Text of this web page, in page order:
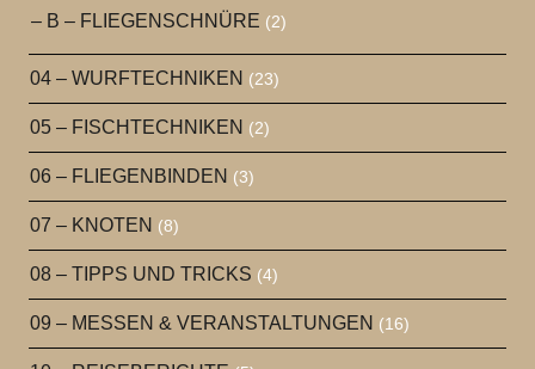
– B – FLIEGENSCHNÜRE (2)
04 – WURFTECHNIKEN (23)
05 – FISCHTECHNIKEN (2)
06 – FLIEGENBINDEN (3)
07 – KNOTEN (8)
08 – TIPPS UND TRICKS (4)
09 – MESSEN & VERANSTALTUNGEN (16)